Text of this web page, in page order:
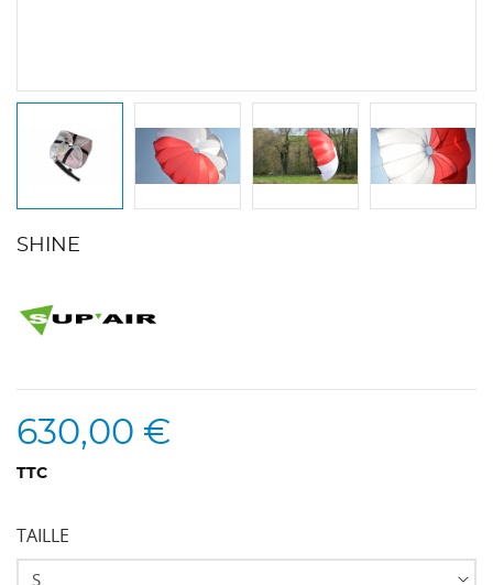
SHINE
630,00 €
TTC
TAILLE